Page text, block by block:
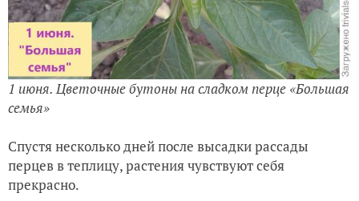
1 июня. Цветочные бутоны на сладком перце «Большая
семья»
Спустя несколько дней после высадки рассады
перцев в теплицу, растения чувствуют себя
прекрасно.